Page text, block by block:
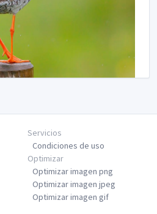
Servicios
Condiciones de uso
Optimizar
Optimizar imagen png
Optimizar imagen jpeg
Optimizar imagen gif